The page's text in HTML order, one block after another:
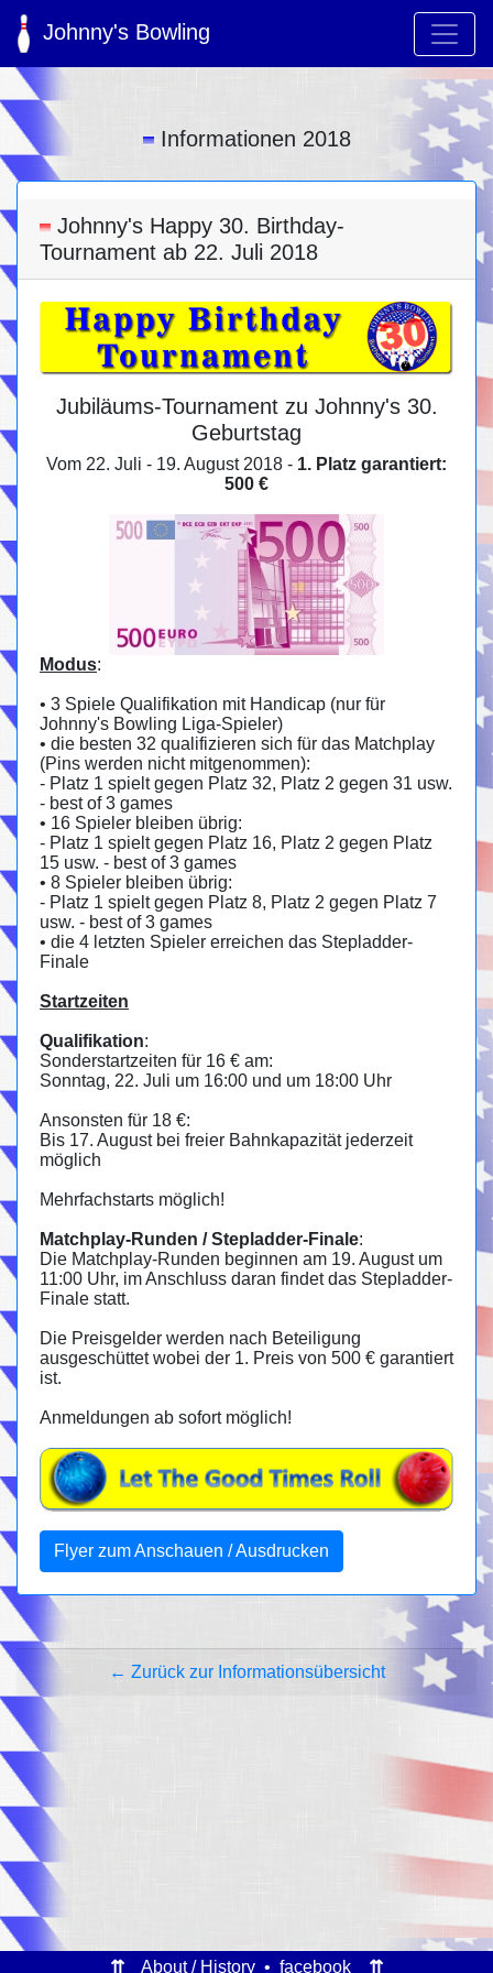
Johnny's Bowling
Informationen 2018
Johnny's Happy 30. Birthday-
Tournament ab 22. Juli 2018
Jubiläums-Tournament zu Johnny's 30.
Geburtstag
Vom 22. Juli - 19. August 2018 - 1. Platz garantiert:
500 €
Modus:
• 3 Spiele Qualifikation mit Handicap (nur für
Johnny's Bowling Liga-Spieler)
• die besten 32 qualifizieren sich für das Matchplay
(Pins werden nicht mitgenommen):
- Platz 1 spielt gegen Platz 32, Platz 2 gegen 31 usw.
- best of 3 games
• 16 Spieler bleiben übrig:
- Platz 1 spielt gegen Platz 16, Platz 2 gegen Platz
15 usw. - best of 3 games
• 8 Spieler bleiben übrig:
- Platz 1 spielt gegen Platz 8, Platz 2 gegen Platz 7
usw. - best of 3 games
• die 4 letzten Spieler erreichen das Stepladder-
Finale
Startzeiten
Qualifikation:
Sonderstartzeiten für 16 € am:
Sonntag, 22. Juli um 16:00 und um 18:00 Uhr
Ansonsten für 18 €:
Bis 17. August bei freier Bahnkapazität jederzeit
möglich
Mehrfachstarts möglich!
Matchplay-Runden / Stepladder-Finale:
Die Matchplay-Runden beginnen am 19. August um
11:00 Uhr, im Anschluss daran findet das Stepladder-
Finale statt.
Die Preisgelder werden nach Beteiligung
ausgeschüttet wobei der 1. Preis von 500 € garantiert
ist.
Anmeldungen ab sofort möglich!
Flyer zum Anschauen / Ausdrucken
← Zurück zur Informationsübersicht
⇈ About / History • facebook
⇈